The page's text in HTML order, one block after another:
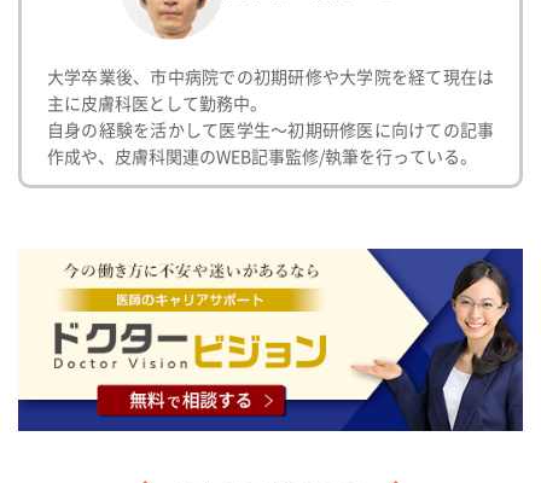
大学卒業後、市中病院での初期研修や大学院を経て現在は
主に皮膚科医として勤務中。
自身の経験を活かして医学生〜初期研修医に向けての記事
作成や、皮膚科関連のWEB記事監修/執筆を行っている。